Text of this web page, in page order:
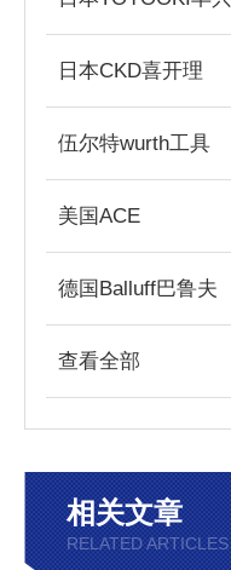
日本CKD喜开理
伍尔特wurth工具
美国ACE
德国Balluff巴鲁夫
查看全部
相关文章
RELATED ARTICLES